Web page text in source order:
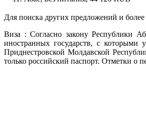
Для поиска других предложений и
Виза : Согласно закону Республики
иностранных государств, с которыми
Приднестровской Молдавской
только российский паспорт. Отметки о